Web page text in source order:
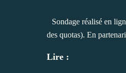
Sondage réalisé en
des quotas). En
Lire :